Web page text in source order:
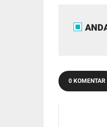
0 KOMENTAR